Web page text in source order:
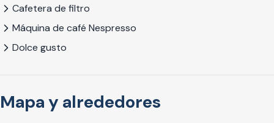
Cafetera de filtro
Máquina de café Nespresso
Dolce gusto
Mapa y alrededores